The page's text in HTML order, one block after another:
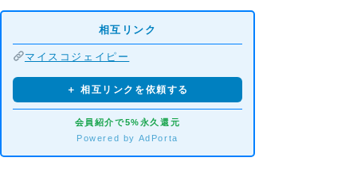
相互リンク
マイスコジェイピー
＋ 相互リンクを依頼する
会員紹介で5%永久還元
Powered by AdPorta